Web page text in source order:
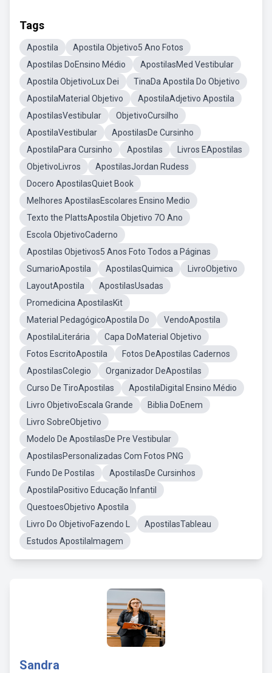
Tags
Apostila
Apostila Objetivo5 Ano Fotos
Apostilas DoEnsino Médio
ApostilasMed Vestibular
Apostila ObjetivoLux Dei
TinaDa Apostila Do Objetivo
ApostilaMaterial Objetivo
ApostilaAdjetivo Apostila
ApostilasVestibular
ObjetivoCursilho
ApostilaVestibular
ApostilasDe Cursinho
ApostilaPara Cursinho
Apostilas
Livros EApostilas
ObjetivoLivros
ApostilasJordan Rudess
Docero ApostilasQuiet Book
Melhores ApostilasEscolares Ensino Medio
Texto the PlattsApostila Objetivo 7O Ano
Escola ObjetivoCaderno
Apostilas Objetivos5 Anos Foto Todos a Páginas
SumarioApostila
ApostilasQuimica
LivroObjetivo
LayoutApostila
ApostilasUsadas
Promedicina ApostilasKit
Material PedagógicoApostila Do
VendoApostila
ApostilaLiterária
Capa DoMaterial Objetivo
Fotos EscritoApostila
Fotos DeApostilas Cadernos
ApostilasColegio
Organizador DeApostilas
Curso De TiroApostilas
ApostilaDigital Ensino Médio
Livro ObjetivoEscala Grande
Biblia DoEnem
Livro SobreObjetivo
Modelo De ApostilasDe Pre Vestibular
ApostilasPersonalizadas Com Fotos PNG
Fundo De Postilas
ApostilasDe Cursinhos
ApostilaPositivo Educação Infantil
QuestoesObjetivo Apostila
Livro Do ObjetivoFazendo L
ApostilasTableau
Estudos ApostilaImagem
Sandra